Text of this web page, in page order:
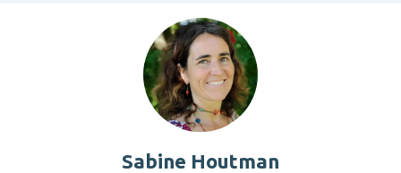
Sabine Houtman